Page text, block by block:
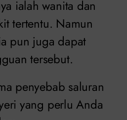
ialah wanita dan
tertentu. Namun
pun juga dapat
tersebut.
penyebab saluran
yang perlu Anda